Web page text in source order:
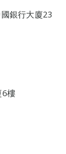
銀行大廈23
6樓